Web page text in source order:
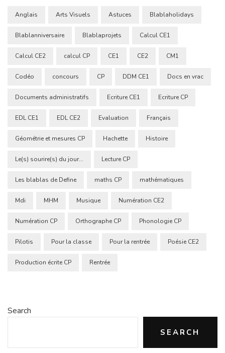
Anglais Arts Visuels Astuces Blablaholidays
Blablanniversaire Blablaprojets Calcul CE1
Calcul CE2 calcul CP CE1 CE2 CM1
Codéo concours CP DDM CE1 Docs en vrac
Documents administratifs Ecriture CE1 Ecriture CP
EDL CE1 EDL CE2 Evaluation Français
Géométrie et mesures CP Hachette Histoire
Le(s) sourire(s) du jour... Lecture CP
Les blablas de Define maths CP mathématiques
Mdi MHM Musique Numération CE2
Numération CP Orthographe CP Phonologie CP
Pilotis Pour la classe Pour la rentrée Poésie CE2
Production écrite CP Rentrée
Search
SEARCH